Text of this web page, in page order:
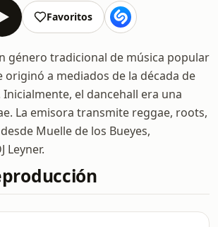
Favoritos
género tradicional de música popular
originó a mediados de la década de
el dancehall era una
La emisora transmite reggae, roots,
Muelle de los Bueyes,
Leyner.